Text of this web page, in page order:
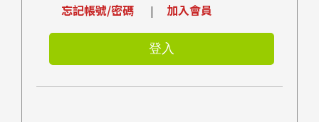
忘記帳號/密碼 | 加入會員